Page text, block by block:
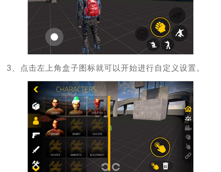
3、点击左上角盒子图标就可以开始进行自定义设置。